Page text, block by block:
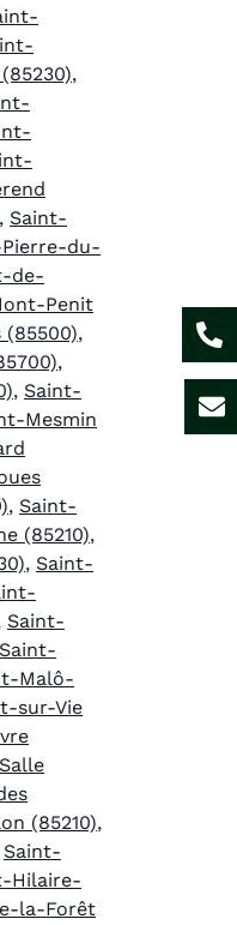
,
, Saint-
du-
de-
Penit
,
,
, Saint-
Mesmin
, Saint-
(85210),
, Saint-
Saint-
Saint-
Malô-
sur-Vie
(85210),
Saint-
Hilaire-
la-Forêt